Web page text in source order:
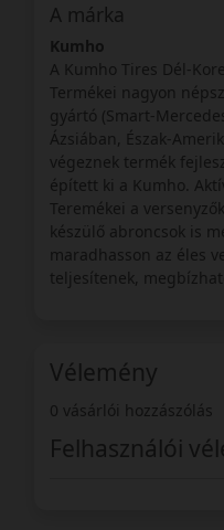
A márka
Kumho
A Kumho Tires Dél-
Termékei nagyon
gyártó (Smart-
Ázsiában, Észak-
végeznek termék
épített ki a Kumho.
Teremékei a
készülő abroncsok is
maradhasson az éles
teljesítenek,
Vélemény
0 vásárlói hozzászólás
Felhasználói